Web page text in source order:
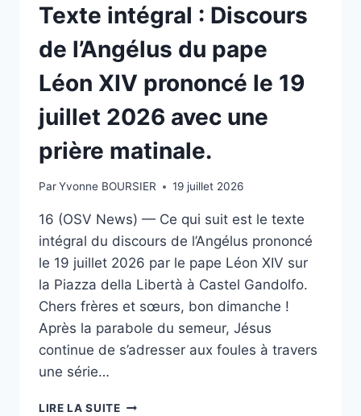
Texte intégral : Discours
de l’Angélus du pape
Léon XIV prononcé le 19
juillet 2026 avec une
prière matinale.
ParYvonne BOURSIER 19 juillet 2026
16 (OSV News) — Ce qui suit est le texte
intégral du discours de l’Angélus prononcé
le 19 juillet 2026 par le pape Léon XIV sur
la Piazza della Libertà à Castel Gandolfo.
Chers frères et sœurs, bon dimanche !
Après la parabole du semeur, Jésus
continue de s’adresser aux foules à travers
une série…
LIRE LA SUITETEXTE